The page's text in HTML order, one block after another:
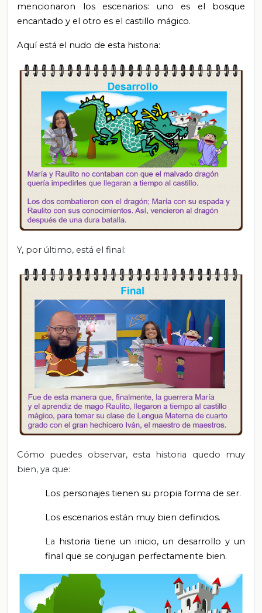
mencionaron los escenarios: uno es el bosque
encantado y el otro es el castillo mágico.
Aquí está el nudo de esta historia:
Y, por último, está el final:
Cómo puedes observar, esta historia quedo muy
bien, ya que:
Los personajes tienen su propia forma de ser.
Los escenarios están muy bien definidos.
La historia tiene un inicio, un desarrollo y un
final que se conjugan perfectamente bien.